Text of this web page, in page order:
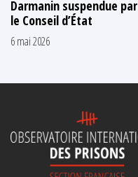
Darmanin suspendue par
le Conseil d’État
6 mai 2026